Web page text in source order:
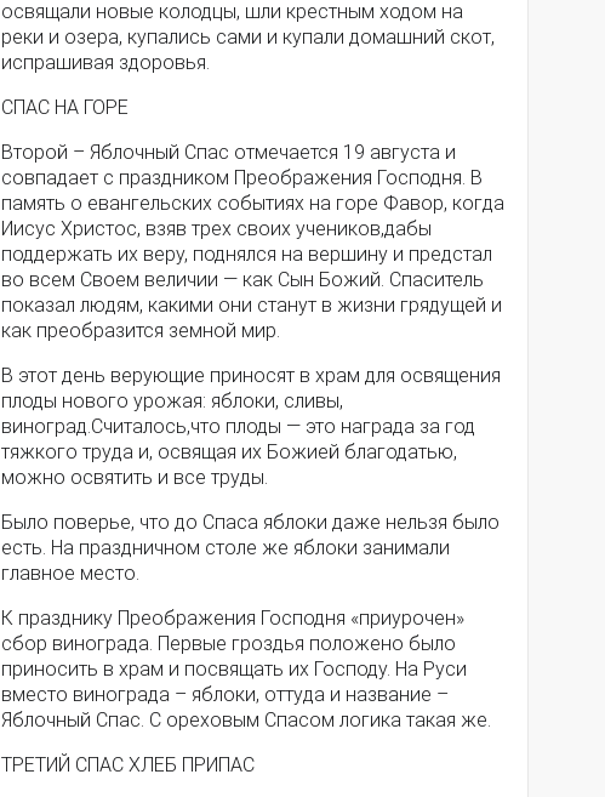
освящали новые колодцы, шли крестным ходом на
реки и озера, купались сами и купали домашний скот,
испрашивая здоровья.
СПАС НА ГОРЕ
Второй – Яблочный Спас отмечается 19 августа и
совпадает с праздником Преображения Господня. В
память о евангельских событиях на горе Фавор, когда
Иисус Христос, взяв трех своих учеников,дабы
поддержать их веру, поднялся на вершину и предстал
во всем Своем величии — как Сын Божий. Спаситель
показал людям, какими они станут в жизни грядущей и
как преобразится земной мир.
В этот день верующие приносят в храм для освящения
плоды нового урожая: яблоки, сливы,
виноград.Считалось,что плоды — это награда за год
тяжкого труда и, освящая их Божией благодатью,
можно освятить и все труды.
Было поверье, что до Спаса яблоки даже нельзя было
есть. На праздничном столе же яблоки занимали
главное место.
К празднику Преображения Господня «приурочен»
сбор винограда. Первые гроздья положено было
приносить в храм и посвящать их Господу. На Руси
вместо винограда – яблоки, оттуда и название –
Яблочный Спас. С ореховым Спасом логика такая же.
ТРЕТИЙ СПАС ХЛЕБ ПРИПАС